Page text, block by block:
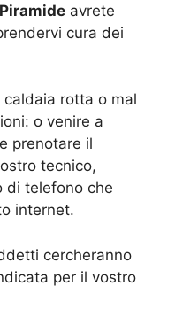
avrete
cura dei
rotta o mal
o venire a
prenotare il
tecnico,
di telefono che
internet.
cercheranno
per il vostro